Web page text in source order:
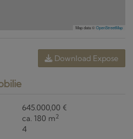
Map data ©OpenStreetMap
Download Expose
645.000,00 €
ca. 180 m2
4